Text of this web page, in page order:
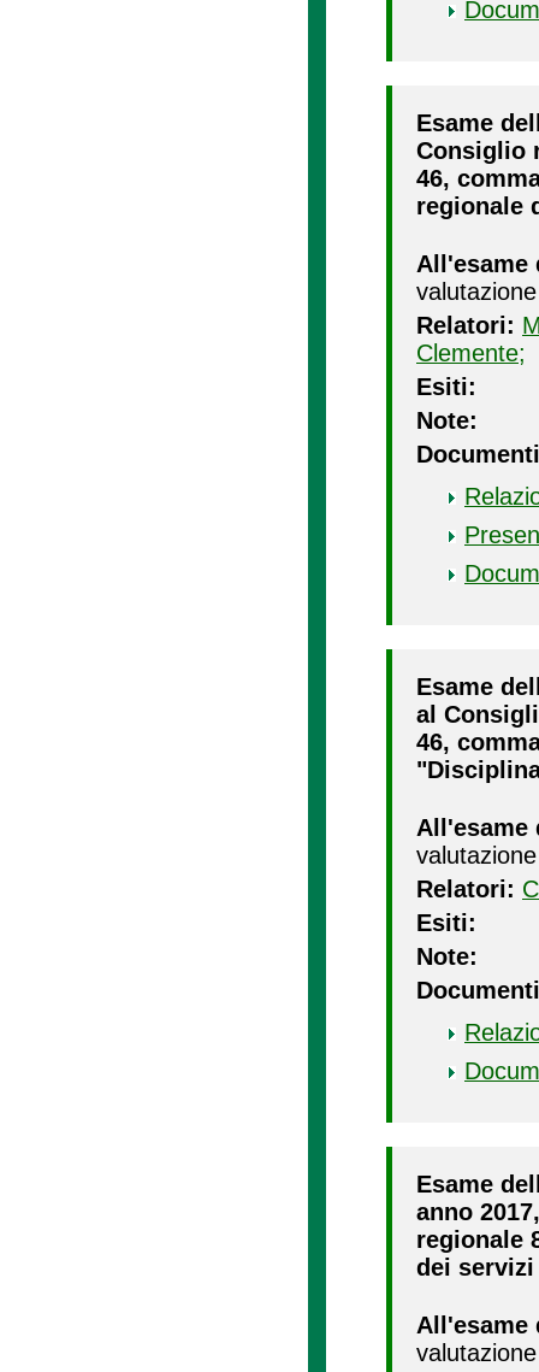
Esame
Consiglio
46,
regionale
All'esame
valutazione
Relatori:
Clemente;
Esiti:
Note:
Esame
al
46,
All'esame
valutazione
Relatori:
Esiti:
Note:
Esame
anno
regionale
dei
All'esame
valutazione